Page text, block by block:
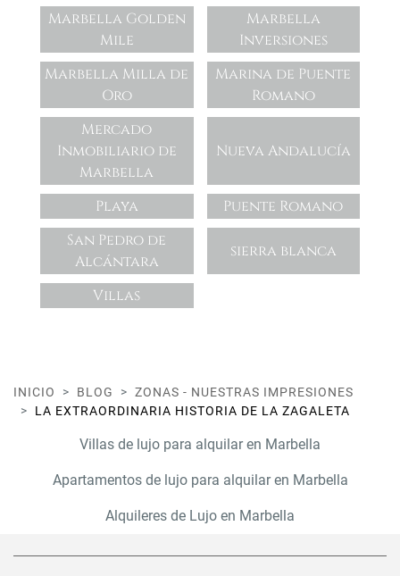
Marbella Golden
Mile
Marbella
Inversiones
Marbella Milla de
Oro
Marina de Puente
Romano
Mercado
Inmobiliario de
Marbella
Nueva Andalucía
Playa
Puente Romano
San Pedro de
Alcántara
sierra blanca
Villas
INICIO BLOG
ZONAS - NUESTRAS IMPRESIONES
LA EXTRAORDINARIA HISTORIA DE LA ZAGALETA
Villas de lujo para alquilar en Marbella
Apartamentos de lujo para alquilar en Marbella
Alquileres de Lujo en Marbella